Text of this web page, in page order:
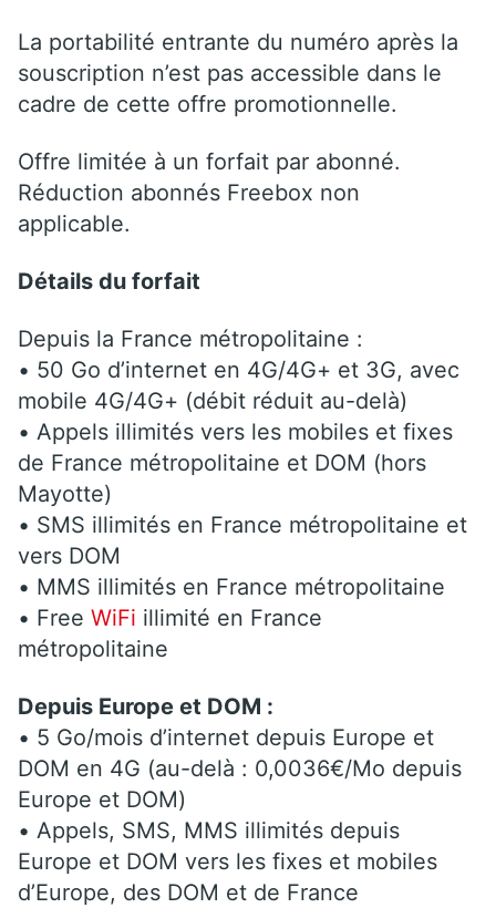
La portabilité entrante du numéro après la
souscription n’est pas accessible dans le
cadre de cette offre promotionnelle.
Offre limitée à un forfait par abonné.
Réduction abonnés Freebox non
applicable.
Détails du forfait
Depuis la France métropolitaine :
• 50 Go d’internet en 4G/4G+ et 3G, avec
mobile 4G/4G+ (débit réduit au-delà)
• Appels illimités vers les mobiles et fixes
de France métropolitaine et DOM (hors
Mayotte)
• SMS illimités en France métropolitaine et
vers DOM
• MMS illimités en France métropolitaine
• Free WiFi illimité en France
métropolitaine
Depuis Europe et DOM :
• 5 Go/mois d’internet depuis Europe et
DOM en 4G (au-delà : 0,0036€/Mo depuis
Europe et DOM)
• Appels, SMS, MMS illimités depuis
Europe et DOM vers les fixes et mobiles
d’Europe, des DOM et de France